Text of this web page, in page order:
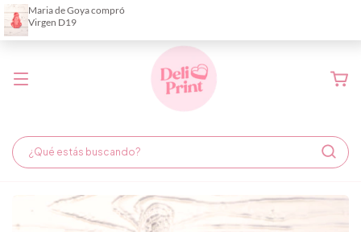
Demora de fabricación hasta 6 días hábiles